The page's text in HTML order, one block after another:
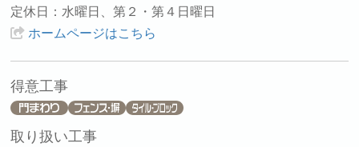
定休日：水曜日、第２・第４日曜日
ホームページはこちら
得意工事
取り扱い工事